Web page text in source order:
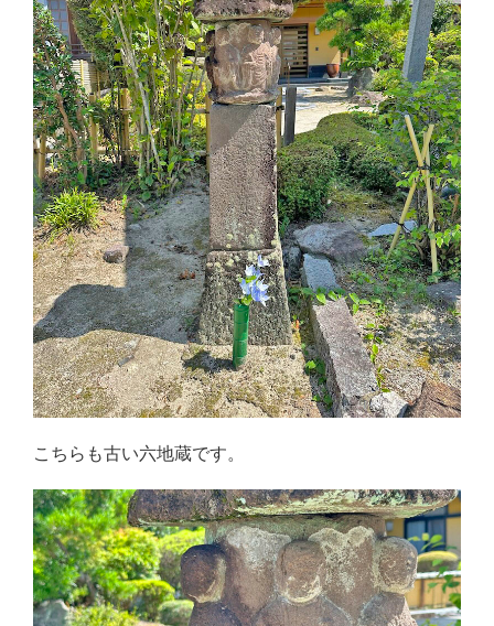
こちらも古い六地蔵です。